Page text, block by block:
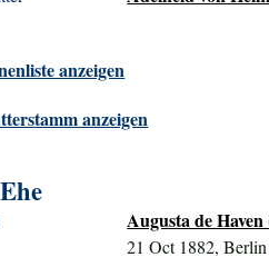
anzeigen
anzeigen
Augusta de
21 Oct 1882, Berlin